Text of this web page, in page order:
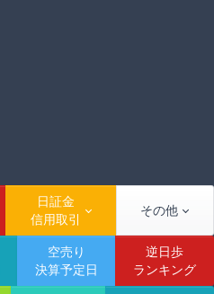
日証金
信用取引
その他
空売り
決算予定日
逆日歩
ランキング